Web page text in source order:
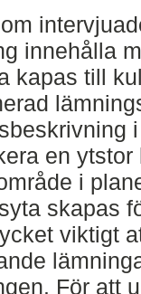
innehålla
kapas till
en
i
skapas
viktigt
För att